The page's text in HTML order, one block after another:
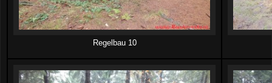
Regelbau 10